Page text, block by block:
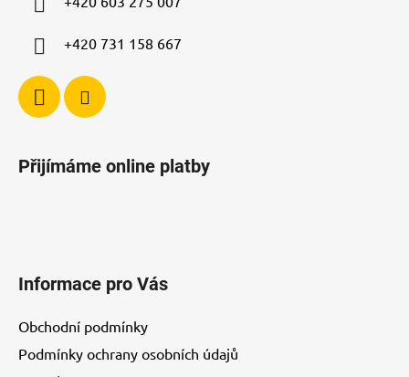
+420 731 158 667
Přijímáme online platby
Informace pro Vás
Obchodní podmínky
Podmínky ochrany osobních údajů